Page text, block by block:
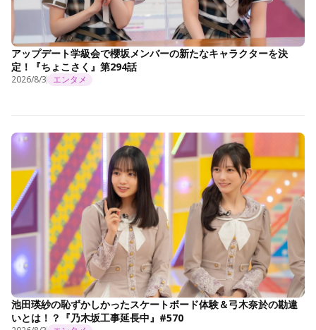
アップデート学級会で櫻坂メンバーの新たなキャラクターを決
定！『ちょこさく』第294話
2026/8/3 エンタメ
池田瑛紗の恥ずかしかったスケートボード体験＆弓木奈於の勘違
いとは！？『乃木坂工事延長中』#570